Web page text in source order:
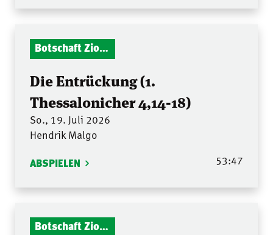
Botschaft Zionshalle
Die Entrückung (1.
Thessalonicher 4,14-18)
So., 19. Juli 2026
Hendrik Malgo
ABSPIELEN 53:47
Botschaft Zionshalle